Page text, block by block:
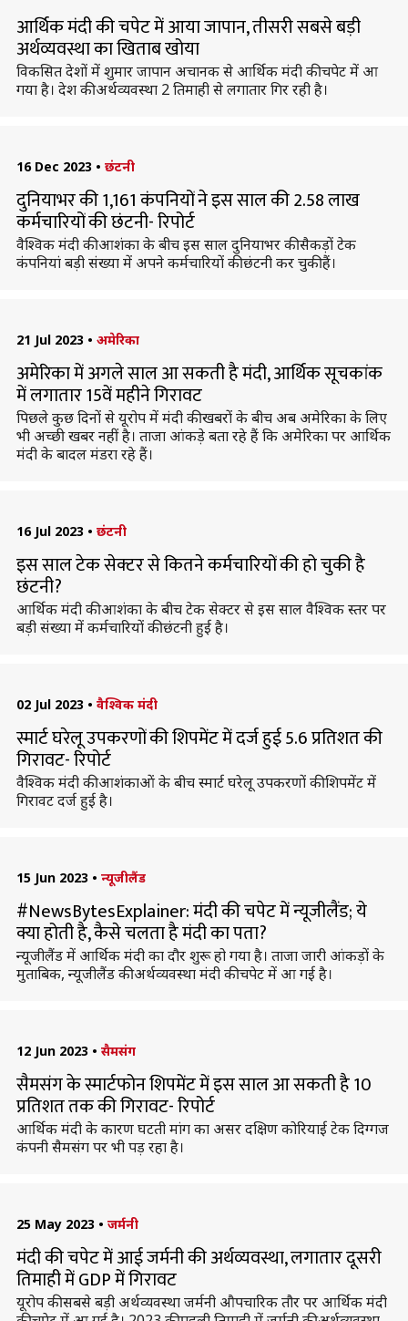
आर्थिक मंदी की चपेट में आया जापान, तीसरी सबसे बड़ी
अर्थव्यवस्था का खिताब खोया
विकसित देशों में शुमार जापान अचानक से आर्थिक मंदी की चपेट में आ
गया है। देश की अर्थव्यवस्था 2 तिमाही से लगातार गिर रही है।
16 Dec 2023 • छंटनी
दुनियाभर की 1,161 कंपनियों ने इस साल की 2.58 लाख
कर्मचारियों की छंटनी- रिपोर्ट
वैश्विक मंदी की आशंका के बीच इस साल दुनियाभर की सैकड़ों टेक
कंपनियां बड़ी संख्या में अपने कर्मचारियों की छंटनी कर चुकी हैं।
21 Jul 2023 • अमेरिका
अमेरिका में अगले साल आ सकती है मंदी, आर्थिक सूचकांक
में लगातार 15वें महीने गिरावट
पिछले कुछ दिनों से यूरोप में मंदी की खबरों के बीच अब अमेरिका के लिए
भी अच्छी खबर नहीं है। ताजा आंकड़े बता रहे हैं कि अमेरिका पर आर्थिक
मंदी के बादल मंडरा रहे हैं।
16 Jul 2023 • छंटनी
इस साल टेक सेक्टर से कितने कर्मचारियों की हो चुकी है
छंटनी?
आर्थिक मंदी की आशंका के बीच टेक सेक्टर से इस साल वैश्विक स्तर पर
बड़ी संख्या में कर्मचारियों की छंटनी हुई है।
02 Jul 2023 • वैश्विक मंदी
स्मार्ट घरेलू उपकरणों की शिपमेंट में दर्ज हुई 5.6 प्रतिशत की
गिरावट- रिपोर्ट
वैश्विक मंदी की आशंकाओं के बीच स्मार्ट घरेलू उपकरणों की शिपमेंट में
गिरावट दर्ज हुई है।
15 Jun 2023 • न्यूजीलैंड
#NewsBytesExplainer: मंदी की चपेट में न्यूजीलैंड; ये
क्या होती है, कैसे चलता है मंदी का पता?
न्यूजीलैंड में आर्थिक मंदी का दौर शुरू हो गया है। ताजा जारी आंकड़ों के
मुताबिक, न्यूजीलैंड की अर्थव्यवस्था मंदी की चपेट में आ गई है।
12 Jun 2023 • सैमसंग
सैमसंग के स्मार्टफोन शिपमेंट में इस साल आ सकती है 10
प्रतिशत तक की गिरावट- रिपोर्ट
आर्थिक मंदी के कारण घटती मांग का असर दक्षिण कोरियाई टेक दिग्गज
कंपनी सैमसंग पर भी पड़ रहा है।
25 May 2023 • जर्मनी
मंदी की चपेट में आई जर्मनी की अर्थव्यवस्था, लगातार दूसरी
तिमाही में GDP में गिरावट
यूरोप की सबसे बड़ी अर्थव्यवस्था जर्मनी औपचारिक तौर पर आर्थिक मंदी